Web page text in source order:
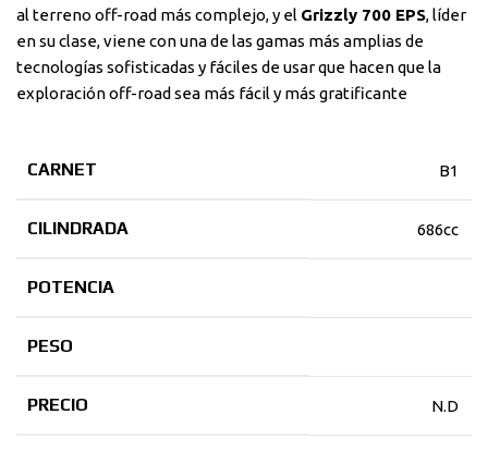
al terreno off-road más complejo, y el Grizzly 700 EPS, líder
en su clase, viene con una de las gamas más amplias de
tecnologías sofisticadas y fáciles de usar que hacen que la
exploración off-road sea más fácil y más gratificante
CARNET B1
CILINDRADA 686cc
POTENCIA
PESO
PRECIO N.D